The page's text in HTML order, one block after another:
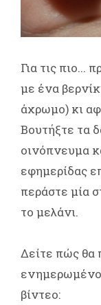
Για τις πιο...
με ένα
άχρωμο) κι
Βουτήξτε τα
οινόπνευμα
εφημερίδας
περάστε μία
το μελάνι.
Δείτε πώς θα
βίντεο: